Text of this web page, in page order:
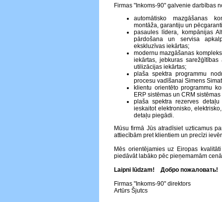
Firmas "Inkoms-90" galvenie darbības
automātisko mazgāšanas
montāža, garantiju un
pasaules līdera, kompānijas
pārdošana un servisa
ekskluzīvas iekārtas;
modernu mazgāšanas
iekārtas, jebkuras sarežģītības
utilizācijas iekārtas;
plaša spektra programmu
procesu vadīšanai Simens
klientu orientēto programmu
ERP sistēmas un CRM
plaša spektra rezerves detaļu
ieskaitot elektronisko,
detaļu piegādi.
Mūsu firmā Jūs atradīsiet uzticamus
attiecībām pret klientiem un precīzi
Mēs orientējamies uz Eiropas
piedāvāt labāko pēc pieņemamām
Laipni lūdzam! Добро
Firmas "Inkoms-90" direktors
Artūrs Šjutcs